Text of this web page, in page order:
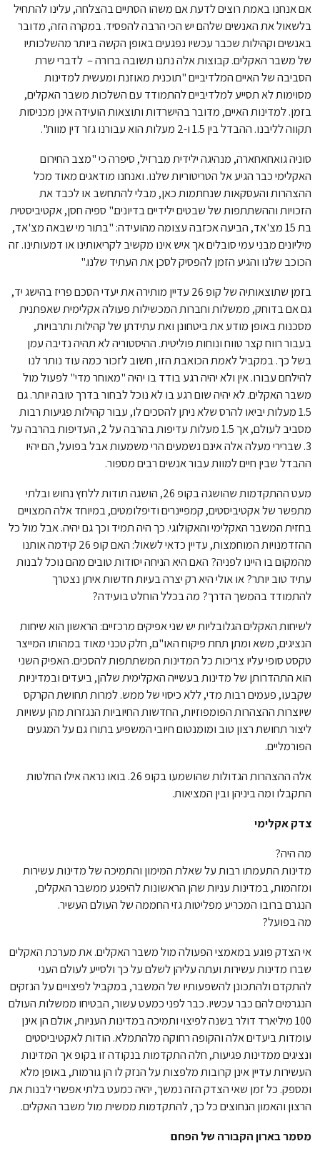
אם אנחנו באמת רוצים לדעת אם משהו הסתיים בהצלחה, עלינו להתחיל
בלשאול את האנשים שלהם יש הכי הרבה להפסיד. במקרה הזה, מדובר
באנשים וקהילות שכבר עכשיו נפגעים באופן הקשה ביותר מהשלכותיו
של משבר האקלים. קבוצות אלה נתנו תשובה ברורה – לדברי שרת
הסביבה של האיים המלדיביים "תוכנית מאוזנת ומעשית למדינות
מסוימות לא תסייע למלדיביים להתמודד עם השלכות משבר האקלים,
בזמן. למדינות האיים, מדובר בהישרדות ותוצאות הועידה אינן מכניסות
תקווה לליבנו. ההבדל בין 1.5 ו-2 מעלות הוא עבורנו גזר דין מוות".
סוניה גואחאחארה, מנהיגה ילידית מברזיל, סיפרה כי "מצב החירום
האקלימי כבר הגיע אל הטריטוריות שלנו. ואנחנו מודאגים מאוד מכל
ההצהרות והעסקאות שנחתמות כאן, מבלי להתחשב או לכבד את
הזכויות וההשתתפות של שבטים ילידיים בדיונים." ספיה חסן, אקטיביסטית
בת 15 מצ'אד, הביעה אכזבה עצומה מהועידה: "בתור מי שבאה מצ'אד,
מיליונים מבני עמי סובלים אך איש אינו מקשיב לקריאותינו או דמעותינו. זה
הכוכב שלנו והגיע הזמן להפסיק לסכן את העתיד שלנו."
בזמן שתוצאותיה של קופ 26 עדיין מותירה את יעדי הסכם פריז בהישג יד,
גם אם בדוחק, ממשלות וחברות המכשילות פעולה אקלימית שאפתנית
מסכנות באופן מודע את ביטחונן ואת עתידתן של קהילות ותרבויות,
בעבור רווח קצר טווח ונוחות פוליטית. ההיסטוריה לא תהיה נדיבה עמן
בשל כך. במקביל לאמת הכואבת הזו, חשוב לזכור כמה עוד נותר לנו
להילחם עבורו. אין ולא יהיה רגע בודד בו יהיה "מאוחר מדי" לפעול מול
משבר האקלים. לא יהיה שום רגע בו לא נוכל לבחור בדרך טובה יותר. גם
1.5 מעלות יביאו להרס שלא ניתן להסכים לו, עבור קהילות פגיעות רבות
מסביב לעולם, אך 1.5 מעלות עדיפות בהרבה על 2, העדיפות בהרבה על
3. שברירי מעלה אלה אינם נשמעים הרי משמעות אבל בפועל, הם יהיו
ההבדל שבין חיים למוות עבור אנשים רבים מספור.
מעט ההתקדמות שהושגה בקופ 26, הושגה תודות ללחץ נחוש ובלתי
מתפשר של אקטיביסטים, קמפיינרים ודיפלומטים, במיוחד אלה המצויים
בחזית המשבר האקלימי והאקולוגי. כך היה תמיד וכך גם יהיה. אבל מול כל
ההזדמנויות המוחמצות, עדיין כדאי לשאול: האם קופ 26 קידמה אותנו
מהמקום בו היינו לפניה? האם היא הניחה יסודות טובים מהם נוכל לבנות
עתיד טוב יותר? או אולי היא רק יצרה בעיות חדשות איתן נצטרך
להתמודד בהמשך הדרך? מה בכלל הוחלט בועידה?
לשיחות האקלים הגלובליות יש שני אפיקים מרכזיים: הראשון הוא שיחות
הנציגים, משא ומתן תחת פיקוח האו"ם, חלק טכני מאוד במהותו המייצר
טקסט סופי עליו צריכות כל המדינות המשתתפות להסכים. האפיק השני
הוא התהדרותן של מדינות בעשייה האקלימית שלהן, ביעדים ובמדיניות
שקבעו, פעמים רבות מדי, ללא כיסוי של ממש. למרות תחושת הקרקס
שיוצרות ההצהרות הפומפוזיות, החדשות החיוביות הנגזרות מהן עשויות
ליצור תחושת רצון טוב ומומנטום חיובי המשפיע בתורו גם על המגעים
הפורמליים.
אלה ההצהרות הגדולות שהושמעו בקופ 26. בואו נראה אילו החלטות
התקבלו ומה ביניהן ובין המציאות.
צדק אקלימי
מה היה?
מדינות התעמתו רבות על שאלת המימון והתמיכה של מדינות עשירות
ומזהמות, במדינות עניות שהן הראשונות להיפגע ממשבר האקלים,
הנגרם ברובו המכריע מפליטות גזי החממה של העולם העשיר.
מה בפועל?
אי הצדק פוגע במאמצי הפעולה מול משבר האקלים. את מערכת האקלים
שברו מדינות עשירות ועתה עליהן לשלם על כך ולסייע לעולם העני
להתקדם ולהתכונן להשפעותיו של המשבר, במקביל לפיצויים על הנזקים
הנגרמים להם כבר עכשיו. כבר לפני כמעט עשור, הבטיחו ממשלות העולם
100 מיליארד דולר בשנה לפיצוי ותמיכה במדינות העניות, אולם הן אינן
עומדות ביעדים אלה והקופה רחוקה מלהתמלא. הודות לאקטיביסטים
ונציגים ממדינות פגיעות, חלה התקדמות בנקודה זו בקופ אך המדינות
העשירות עדיין אינן קרובות מלפצות על הנזק לו הן גורמות, באופן מלא
ומספק. כל זמן שאי הצדק הזה נמשך, יהיה כמעט בלתי אפשרי לבנות את
הרצון והאמון הנחוצים כל כך, להתקדמות ממשית מול משבר האקלים.
מסמר בארון הקבורה של הפחם